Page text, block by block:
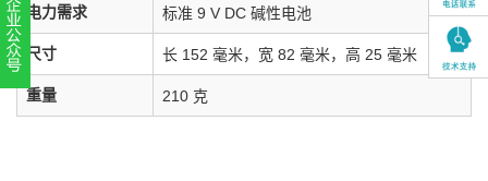
电力需求 标准 9 V DC 碱性电池
尺寸 长 152 毫米，宽 82 毫米，高 25 毫米
重量 210 克
扫一扫，关注官方账号
010-52867771